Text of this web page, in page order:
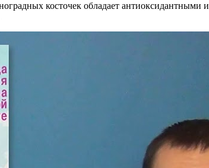
косточек обладает